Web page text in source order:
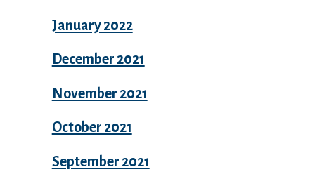
January 2022
December 2021
November 2021
October 2021
September 2021